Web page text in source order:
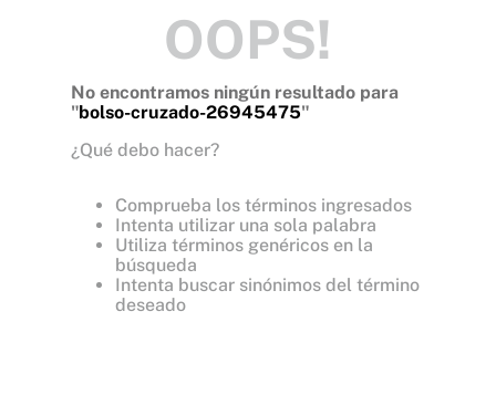
OOPS!
No encontramos ningún resultado para
"bolso-cruzado-26945475"
¿Qué debo hacer?
Comprueba los términos ingresados
Intenta utilizar una sola palabra
Utiliza términos genéricos en la
búsqueda
Intenta buscar sinónimos del término
deseado